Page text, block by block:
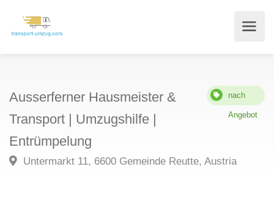
Ausserferner Hausmeister &
Transport | Umzugshilfe |
Entrümpelung
nach
Angebot
Untermarkt 11, 6600 Gemeinde Reutte, Austria